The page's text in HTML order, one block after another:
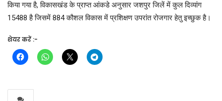
किया गया है, विकासखंड के प्राप्त आंकडे अनुसार जशपुर जिलें में कुल दिव्यांग
15488 है जिसमें 884 कौशल विकास में प्रशिक्षण उपरांत रोजगार हेतु इच्छुक है।
शेयर करें :-